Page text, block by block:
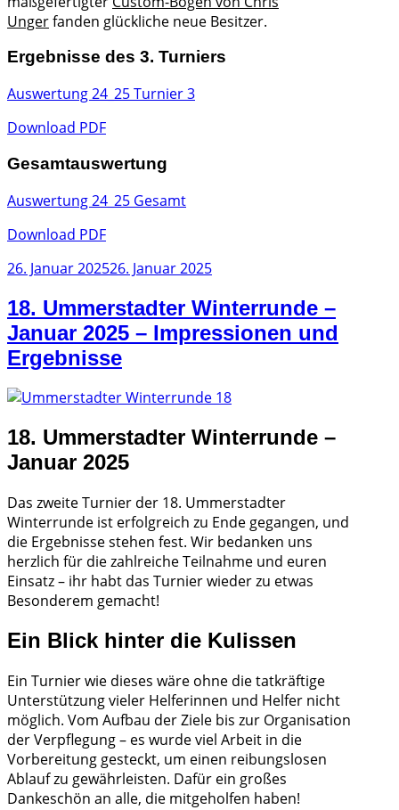
Ungerfanden glückliche neue Besitzer.
Ergebnisse des 3. Turniers
Auswertung 24_25 Turnier 3
Download PDF
Gesamtauswertung
Auswertung 24_25 Gesamt
Download PDF
Veröffentlicht
26. Januar 202526. Januar 2025
18. Ummerstadter Winterrunde –
Januar 2025 – Impressionen und
Ergebnisse
18. Ummerstadter Winterrunde –
Januar 2025
Das zweite Turnier der 18. Ummerstadter
Winterrunde ist erfolgreich zu Ende gegangen, und
die Ergebnisse stehen fest. Wir bedanken uns
herzlich für die zahlreiche Teilnahme und euren
Einsatz – ihr habt das Turnier wieder zu etwas
Besonderem gemacht!
Ein Blick hinter die Kulissen
Ein Turnier wie dieses wäre ohne die tatkräftige
Unterstützung vieler Helferinnen und Helfer nicht
möglich. Vom Aufbau der Ziele bis zur Organisation
der Verpflegung – es wurde viel Arbeit in die
Vorbereitung gesteckt, um einen reibungslosen
Ablauf zu gewährleisten. Dafür ein großes
Dankeschön an alle, die mitgeholfen haben!